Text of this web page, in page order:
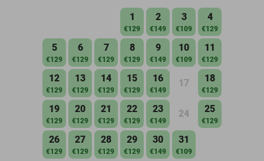
1
€129
2
€149
3
€109
4
€129
5
€129
6
€129
7
€129
8
€129
9
€149
10
€109
11
€129
12
€129
13
€129
14
€129
15
€129
16
€149
17 18
€129
19
€129
20
€129
21
€129
22
€129
23
€149
24 25
€129
26
€129
27
€129
28
€129
29
€129
30
€149
31
€109